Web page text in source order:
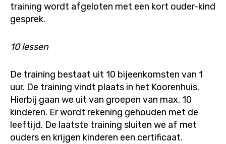
training wordt afgeloten met een kort ouder-kind
gesprek.
10 lessen
De training bestaat uit 10 bijeenkomsten van 1
uur. De training vindt plaats in het Koorenhuis.
Hierbij gaan we uit van groepen van max. 10
kinderen. Er wordt rekening gehouden met de
leeftijd. De laatste training sluiten we af met
ouders en krijgen kinderen een certificaat.